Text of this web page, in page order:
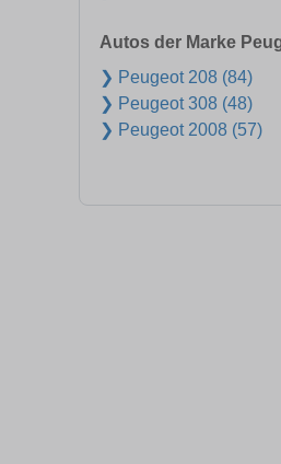
Autos der Marke
❯ Peugeot 208 (84)
❯ Peugeot 308 (48)
❯ Peugeot 2008 (57)